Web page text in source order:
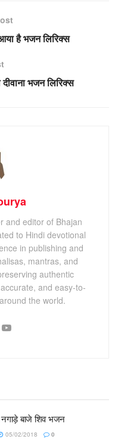
है भजन लिरिक्स
भजन लिरिक्स
and editor of Bhajan
to Hindi devotional
in publishing and
mantras, and
authentic
and easy-to-
the world.
नगाड़े बाजे शिव भजन
05/02/2018 0